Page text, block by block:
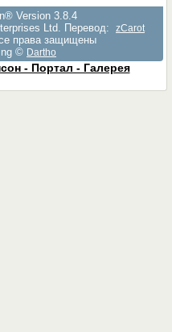
Version 3.8.4
Ltd. Перевод:
zCarot
права защищены
© Dartho
- Портал - Галерея